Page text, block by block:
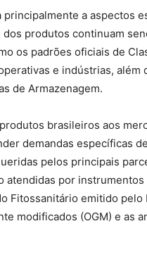
a aspectos
produtos continuam
os padrões oficiais de
e indústrias, além
de Armazenagem.
brasileiros aos
demandas específicas
pelos principais
atendidas por
Fitossanitário emitido pelo
modificados (OGM) e as